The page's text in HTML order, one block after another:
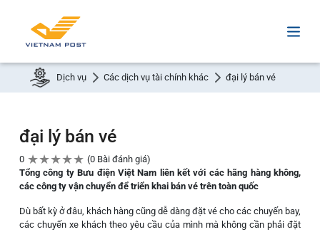
Dịch vụ Các dịch vụ tài chính khác đại lý bán vé
đại lý bán vé
0 ★★★★★ 0 Bài đánh giá
Tổng công ty Bưu điện Việt Nam liên kết với các hãng hàng không,
các công ty vận chuyển để triển khai bán vé trên toàn quốc
Dù bất kỳ ở đâu, khách hàng cũng dễ dàng đặt vé cho các chuyến bay,
các chuyến xe khách theo yêu cầu của mình mà không cần phải đặt